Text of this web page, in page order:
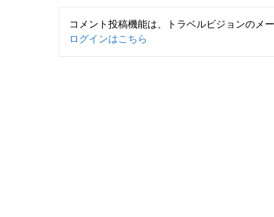
コメント投稿機能は、トラベルビジョンのメ
ログインはこちら